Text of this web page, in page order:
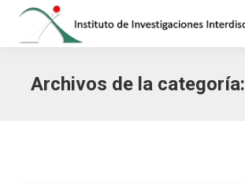
Archivos de la categoría: